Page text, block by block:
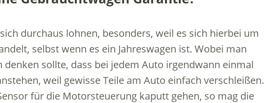
durchaus lohnen, besonders, weil es sich hierbei um
selbst wenn es ein Jahreswagen ist. Wobei man
sollte, dass bei jedem Auto irgendwann einmal
weil gewisse Teile am Auto einfach verschleißen.
für die Motorsteuerung kaputt gehen, so mag die